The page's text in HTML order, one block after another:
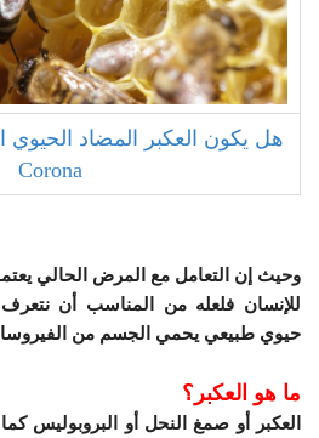
هل يكون العكبر المضاد الحيوي
Corona
وحيث إن التعامل مع المرض الحالي
للإنسان فلعله من المناسب أن
حيوي طبيعي يحمي الجسم من
ما هو العكبر؟
العكبر أو صمغ النحل أو البروبوليس